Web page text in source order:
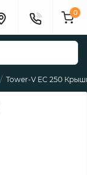
0
Tower-V EC 250